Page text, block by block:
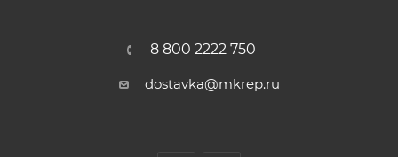
8 800 2222 750
dostavka@mkrep.ru